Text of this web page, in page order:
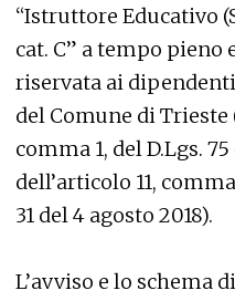
“Istruttore Educativo
cat. C” a tempo
riservata ai
del Comune di Trieste
comma 1, del D.Lgs.
dell’articolo 11,
31 del 4 agosto 2018).
L’avviso e lo schema